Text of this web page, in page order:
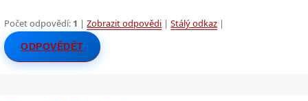
Počet odpovědí: 1 |Zobrazit odpovědi |Stálý odkaz |
ODPOVĚDĚT